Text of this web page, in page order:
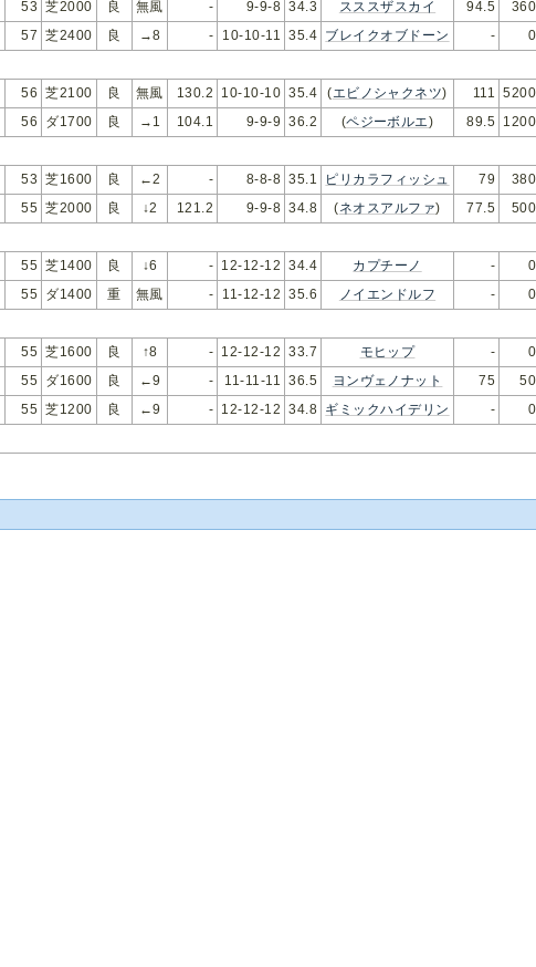
53 芝2000 良 無風 - 9-9-8 34.3 スススザスカイ 94.5
360
57 芝2400 良 →8 - 10-10-11 35.4 ブレイクオブドーン -
0
56 芝2100 良 無風 130.2 10-10-10 35.4 (エビノシャクネツ) 111 5200
56 ダ1700 良 →1 104.1 9-9-9 36.2 (ペジーボルエ) 89.5 1200
53 芝1600 良 ←2 - 8-8-8 35.1 ピリカラフィッシュ 79
380
55 芝2000 良 ↓2 121.2 9-9-8 34.8 (ネオスアルファ) 77.5
500
55 芝1400 良 ↓6 - 12-12-12 34.4 カプチーノ -
0
55 ダ1400 重 無風 - 11-12-12 35.6 ノイエンドルフ -
0
55 芝1600 良 ↑8 - 12-12-12 33.7 モヒップ -
0
55 ダ1600 良 ←9 - 11-11-11 36.5 ヨンヴェノナット 75
50
55 芝1200 良 ←9 - 12-12-12 34.8 ギミックハイデリン -
0